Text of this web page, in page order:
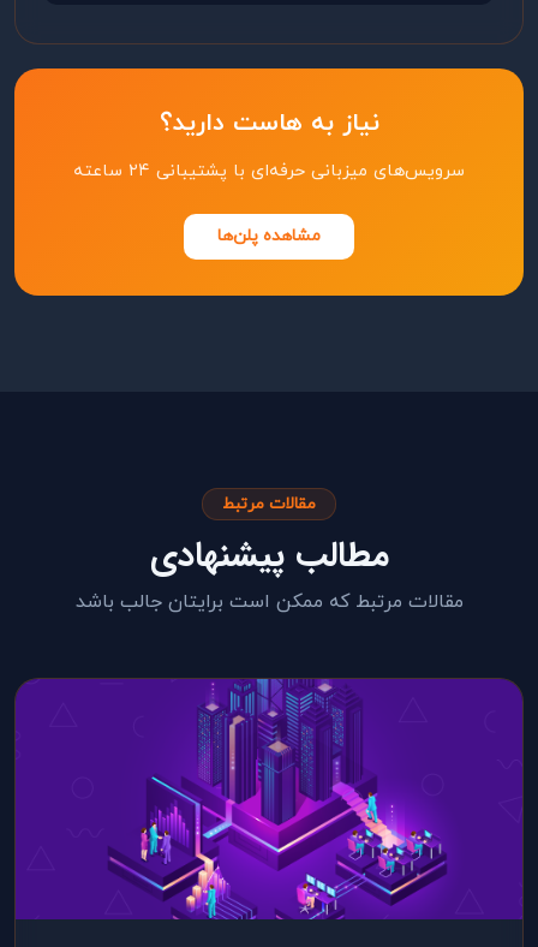
نیاز به هاست دارید؟
سرویس‌های میزبانی حرفه‌ای با پشتیبانی ۲۴ ساعته
مشاهده پلن‌ها
مقالات مرتبط
مطالب پیشنهادی
مقالات مرتبط که ممکن است برایتان جالب باشد